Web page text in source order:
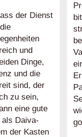
der Dienst
und
Dinge,
und die
sind, der
zu sein,
eine gute
Daiva-
der Kasten